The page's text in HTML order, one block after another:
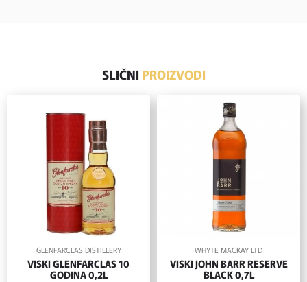
SLIČNI PROIZVODI
GLENFARCLAS DISTILLERY
VISKI GLENFARCLAS 10
GODINA 0,2L
WHYTE MACKAY LTD
VISKI JOHN BARR RESERVE
BLACK 0,7L